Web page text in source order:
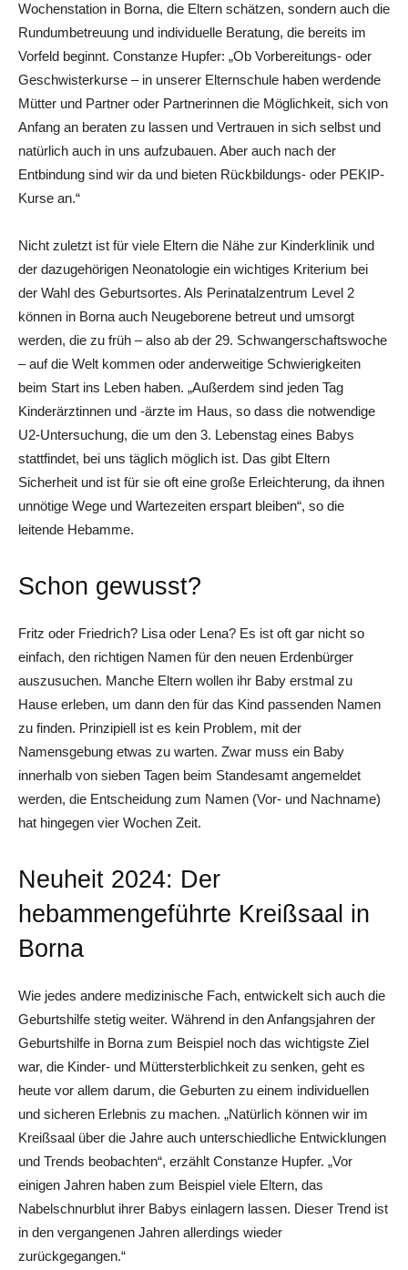
Wochenstation in Borna, die Eltern schätzen, sondern auch die
Rundumbetreuung und individuelle Beratung, die bereits im
Vorfeld beginnt. Constanze Hupfer: „Ob Vorbereitungs- oder
Geschwisterkurse – in unserer Elternschule haben werdende
Mütter und Partner oder Partnerinnen die Möglichkeit, sich von
Anfang an beraten zu lassen und Vertrauen in sich selbst und
natürlich auch in uns aufzubauen. Aber auch nach der
Entbindung sind wir da und bieten Rückbildungs- oder PEKIP-
Kurse an.“
Nicht zuletzt ist für viele Eltern die Nähe zur Kinderklinik und
der dazugehörigen Neonatologie ein wichtiges Kriterium bei
der Wahl des Geburtsortes. Als Perinatalzentrum Level 2
können in Borna auch Neugeborene betreut und umsorgt
werden, die zu früh – also ab der 29. Schwangerschaftswoche
– auf die Welt kommen oder anderweitige Schwierigkeiten
beim Start ins Leben haben. „Außerdem sind jeden Tag
Kinderärztinnen und -ärzte im Haus, so dass die notwendige
U2-Untersuchung, die um den 3. Lebenstag eines Babys
stattfindet, bei uns täglich möglich ist. Das gibt Eltern
Sicherheit und ist für sie oft eine große Erleichterung, da ihnen
unnötige Wege und Wartezeiten erspart bleiben“, so die
leitende Hebamme.
Schon gewusst?
Fritz oder Friedrich? Lisa oder Lena? Es ist oft gar nicht so
einfach, den richtigen Namen für den neuen Erdenbürger
auszusuchen. Manche Eltern wollen ihr Baby erstmal zu
Hause erleben, um dann den für das Kind passenden Namen
zu finden. Prinzipiell ist es kein Problem, mit der
Namensgebung etwas zu warten. Zwar muss ein Baby
innerhalb von sieben Tagen beim Standesamt angemeldet
werden, die Entscheidung zum Namen (Vor- und Nachname)
hat hingegen vier Wochen Zeit.
Neuheit 2024: Der
hebammengeführte Kreißsaal in
Borna
Wie jedes andere medizinische Fach, entwickelt sich auch die
Geburtshilfe stetig weiter. Während in den Anfangsjahren der
Geburtshilfe in Borna zum Beispiel noch das wichtigste Ziel
war, die Kinder- und Müttersterblichkeit zu senken, geht es
heute vor allem darum, die Geburten zu einem individuellen
und sicheren Erlebnis zu machen. „Natürlich können wir im
Kreißsaal über die Jahre auch unterschiedliche Entwicklungen
und Trends beobachten“, erzählt Constanze Hupfer. „Vor
einigen Jahren haben zum Beispiel viele Eltern, das
Nabelschnurblut ihrer Babys einlagern lassen. Dieser Trend ist
in den vergangenen Jahren allerdings wieder
zurückgegangen.“